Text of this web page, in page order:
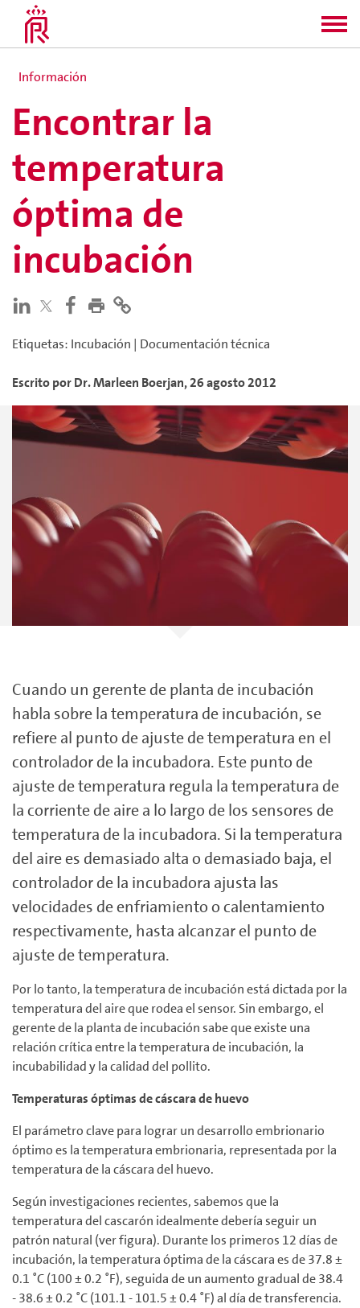
Información
Encontrar la
temperatura
óptima de
incubación
Etiquetas: Incubación | Documentación técnica
Escrito porDr. Marleen Boerjan,26 agosto 2012
Cuando un gerente de planta de incubación
habla sobre la temperatura de incubación, se
refiere al punto de ajuste de temperatura en el
controlador de la incubadora. Este punto de
ajuste de temperatura regula la temperatura de
la corriente de aire a lo largo de los sensores de
temperatura de la incubadora. Si la temperatura
del aire es demasiado alta o demasiado baja, el
controlador de la incubadora ajusta las
velocidades de enfriamiento o calentamiento
respectivamente, hasta alcanzar el punto de
ajuste de temperatura.
Por lo tanto, la temperatura de incubación está dictada por la
temperatura del aire que rodea el sensor. Sin embargo, el
gerente de la planta de incubación sabe que existe una
relación crítica entre la temperatura de incubación, la
incubabilidad y la calidad del pollito.
Temperaturas óptimas de cáscara de huevo
El parámetro clave para lograr un desarrollo embrionario
óptimo es la temperatura embrionaria, representada por la
temperatura de la cáscara del huevo.
Según investigaciones recientes, sabemos que la
temperatura del cascarón idealmente debería seguir un
patrón natural (ver figura). Durante los primeros 12 días de
incubación, la temperatura óptima de la cáscara es de 37.8 ±
0.1 ˚C (100 ± 0.2 ˚F), seguida de un aumento gradual de 38.4
- 38.6 ± 0.2 ˚C (101.1 - 101.5 ± 0.4 ˚F) al día de transferencia.